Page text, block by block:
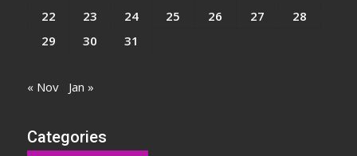
22
23 24 25 26 27
28
29
30 31
« Nov Jan »
Categories